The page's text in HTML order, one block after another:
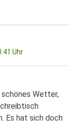
Uhr
schönes Wetter,
Es hat sich doch